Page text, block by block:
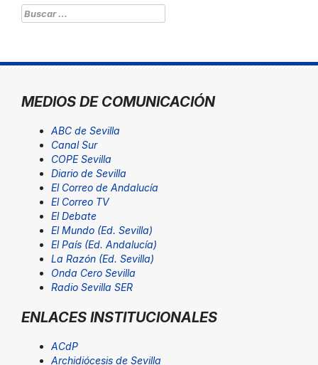
Buscar:
MEDIOS DE COMUNICACIÓN
ABC de Sevilla
Canal Sur
COPE Sevilla
Diario de Sevilla
El Correo de Andalucía
El Correo TV
El Debate
El Mundo (Ed. Sevilla)
El País (Ed. Andalucía)
La Razón (Ed. Sevilla)
Onda Cero Sevilla
Radio Sevilla SER
ENLACES INSTITUCIONALES
ACdP
Archidiócesis de Sevilla